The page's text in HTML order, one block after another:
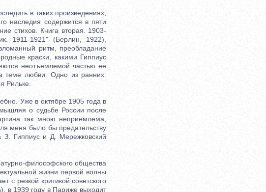
в таких произведениях,
наследия содержится в пяти
стихов. Книга вторая. 1903-
1911-1921" (Берлин, 1922),
ритм, преобладание
краски, какими Гиппиус
неотъемлемой частью ее
теме любви. Одно из ранних:
Рильке.
Уже в октябре 1905 года в
о судьбе России после
так мною неприемлема,
меня было бы предательству
З. Гиппиус и Д. Мережковский
философского общества
жизни первой волны
с резкой критикой советского
в 1939 году в Париже выходит